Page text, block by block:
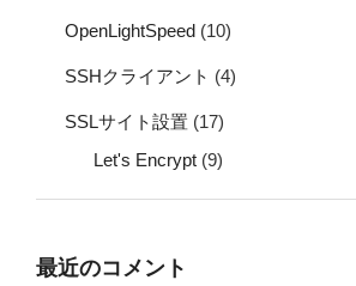
OpenLightSpeed (10)
SSHクライアント (4)
SSLサイト設置 (17)
Let's Encrypt (9)
最近のコメント